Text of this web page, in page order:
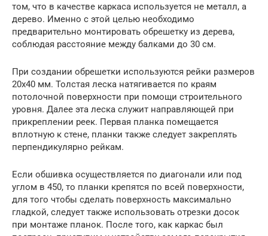
том, что в качестве каркаса используется не металл, а
дерево. Именно с этой целью необходимо
предварительно монтировать обрешетку из дерева,
соблюдая расстояние между балками до 30 см.
При создании обрешетки используются рейки размеров
20х40 мм. Толстая леска натягивается по краям
потолочной поверхности при помощи строительного
уровня. Далее эта леска служит направляющей при
прикреплении реек. Первая планка помещается
вплотную к стене, планки также следует закреплять
перпендикулярно рейкам.
Если обшивка осуществляется по диагонали или под
углом в 450, то планки крепятся по всей поверхности,
для того чтобы сделать поверхность максимально
гладкой, следует также использовать отрезки досок
при монтаже планок. После того, как каркас был